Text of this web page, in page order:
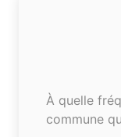
À quelle
commune